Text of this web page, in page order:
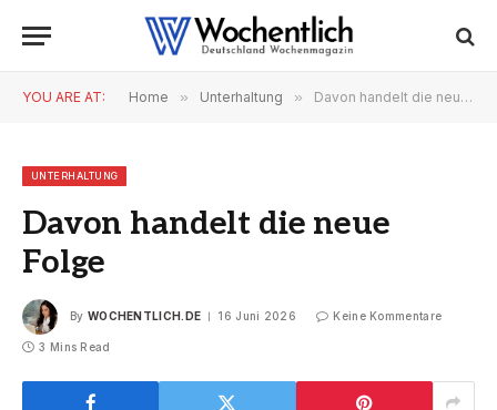
YOU ARE AT: Home » Unterhaltung » Davon handelt die neue Folge
UNTERHALTUNG
Davon handelt die neue
Folge
By WOCHENTLICH.DE 16 Juni 2026 Keine Kommentare
3 Mins Read